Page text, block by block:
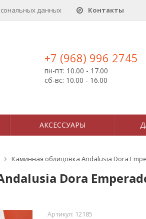
данныx Контакты
+7 (968) 996 2745
пн-пт: 10.00 - 17.00
сб-вс: 10.00 - 16.00
АКСЕССУАРЫ
Каминная облицовка Andalusia Dora
Dora
Артикул: 12185